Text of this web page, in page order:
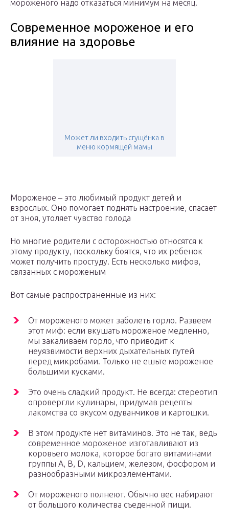
мороженого надо отказаться минимум на месяц.
Современное мороженое и его
влияние на здоровье
Может ли входить сгущёнка в
меню кормящей мамы
Мороженое – это любимый продукт детей и
взрослых. Оно помогает поднять настроение, спасает
от зноя, утоляет чувство голода
Но многие родители с осторожностью относятся к
этому продукту, поскольку боятся, что их ребенок
может получить простуду. Есть несколько мифов,
связанных с мороженым
Вот самые распространенные из них:
От мороженого может заболеть горло. Развеем
этот миф: если вкушать мороженое медленно,
мы закаливаем горло, что приводит к
неуязвимости верхних дыхательных путей
перед микробами. Только не ешьте мороженое
большими кусками.
Это очень сладкий продукт. Не всегда: стереотип
опровергли кулинары, придумав рецепты
лакомства со вкусом одуванчиков и картошки.
В этом продукте нет витаминов. Это не так, ведь
современное мороженое изготавливают из
коровьего молока, которое богато витаминами
группы A, B, D, кальцием, железом, фосфором и
разнообразными микроэлементами.
От мороженого полнеют. Обычно вес набирают
от большого количества съеденной пищи.